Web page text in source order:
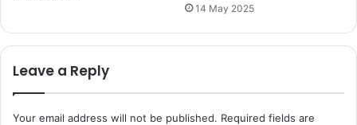
14 May 2025
Leave a Reply
Your email address will not be published. Required fields are